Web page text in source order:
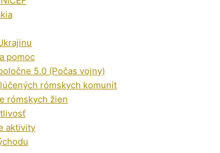
pomoc
5.0 (Počas vojny)
rómskych komunít
rómskych žien
aktivity